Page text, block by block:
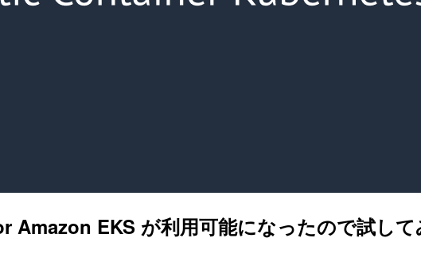
EKS が利用可能になったので試して